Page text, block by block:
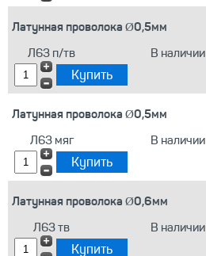
Латунная проволока Ø0,5мм
Л63 п/тв
В наличии
Латунная проволока Ø0,5мм
Л63 мяг
В наличии
Латунная проволока Ø0,6мм
Л63 тв
В наличии